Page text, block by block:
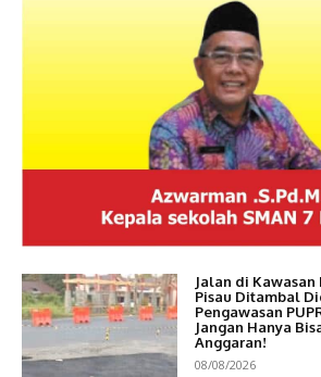
Jalan di
Pisau Ditambal
Pengawasan
Jangan Hanya
Anggaran!
08/08/2026